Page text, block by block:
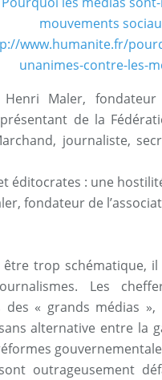
Maler, fondateur
de la
journaliste,
éditocrates : une
fondateur de
trop schématique,
Les
des « grands médias
alternative entre la
outrageusement